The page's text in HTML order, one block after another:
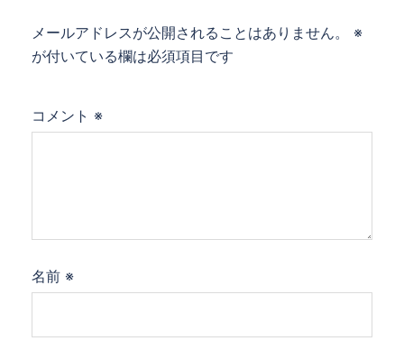
ンメールアドレスが公開されることはありません。
※
が付いている欄は必須項目です
コメント ※
名前 ※